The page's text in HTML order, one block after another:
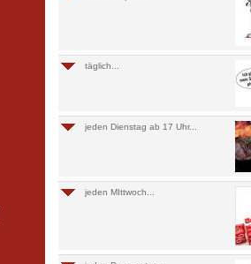
täglich...
jeden Dienstag ab 17 Uhr...
jeden MIttwoch...